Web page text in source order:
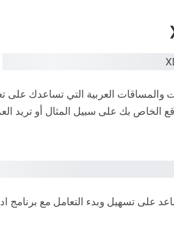
العربية التي تساعدك على
بك على سبيل المثال أو تريد
على تسهيل وبدء التعامل مع